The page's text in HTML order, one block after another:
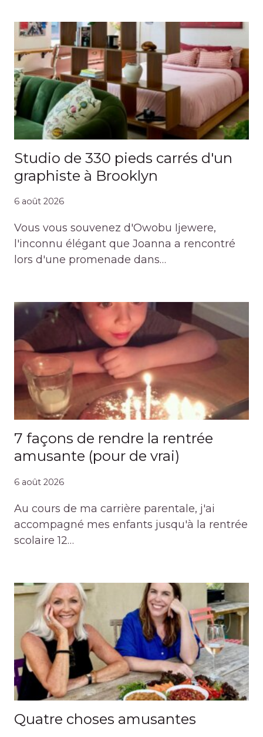
Studio de 330 pieds carrés d'un
graphiste à Brooklyn
6 août 2026
Vous vous souvenez d'Owobu Ijewere,
l'inconnu élégant que Joanna a rencontré
lors d'une promenade dans…
7 façons de rendre la rentrée
amusante (pour de vrai)
6 août 2026
Au cours de ma carrière parentale, j'ai
accompagné mes enfants jusqu'à la rentrée
scolaire 12…
Quatre choses amusantes